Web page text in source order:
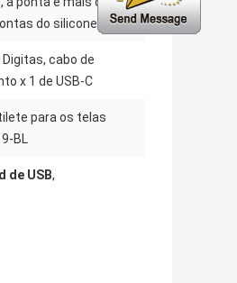
do silicone,
Digitas, cabo de
x 1 de USB-C
para os telas
BL
de USB,